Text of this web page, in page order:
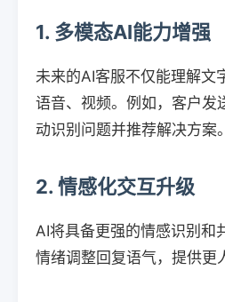
1. 多模态AI能力增强
未来的AI客服不仅能理解文
语音、视频。例如，客户发
动识别问题并推荐解决方案。
2. 情感化交互升级
AI将具备更强的情感识别和
情绪调整回复语气，提供更